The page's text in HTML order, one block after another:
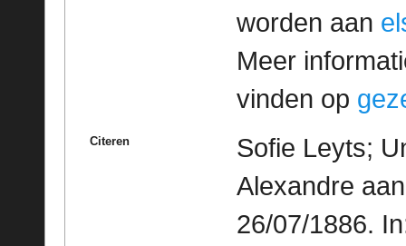
worden aan
Meer
vinden op
Citeren
Sofie Leyts;
Alexandre
26/07/1886.